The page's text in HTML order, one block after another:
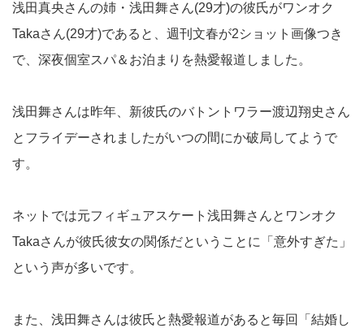
浅田真央さんの姉・浅田舞さん(29才)の彼氏がワンオク
Takaさん(29才)であると、週刊文春が2ショット画像つき
で、深夜個室スパ＆お泊まりを熱愛報道しました。
浅田舞さんは昨年、新彼氏のバトントワラー渡辺翔史さん
とフライデーされましたがいつの間にか破局してようで
す。
ネットでは元フィギュアスケート浅田舞さんとワンオク
Takaさんが彼氏彼女の関係だということに「意外すぎた」
という声が多いです。
また、浅田舞さんは彼氏と熱愛報道があると毎回「結婚し